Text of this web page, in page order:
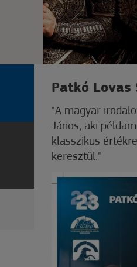
Patkó Lovas
"A magyar
János, aki
klasszikus
keresztül."